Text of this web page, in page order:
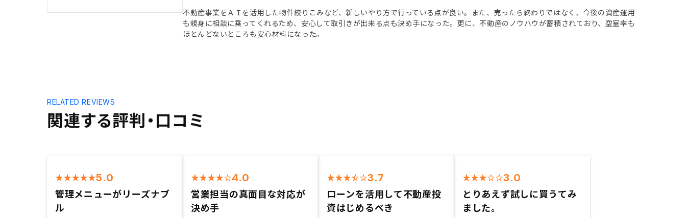
不動産事業をＡＩを活用した物件絞りこみなど、新しいやり方で行っている点が良い。また、売ったら終わりではなく、今後の資産運用
も親身に相談に乗ってくれるため、安心して取引きが出来る点も決め手になった。更に、不動産のノウハウが蓄積されており、空室率も
ほとんどないところも安心材料になった。
関連する評判・口コミ
RELATED REVIEWS
5.0
管理メニューがリーズナブ
ル
4.0
営業担当の真面目な対応が
決め手
3.7
ローンを活用して不動産投
資はじめるべき
3.0
とりあえず試しに買うてみ
ました。